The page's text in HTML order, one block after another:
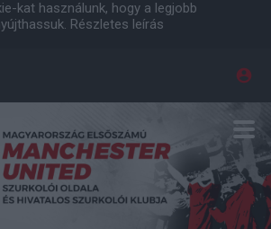
kat használunk, hogy a legjobb
Részletes leírás